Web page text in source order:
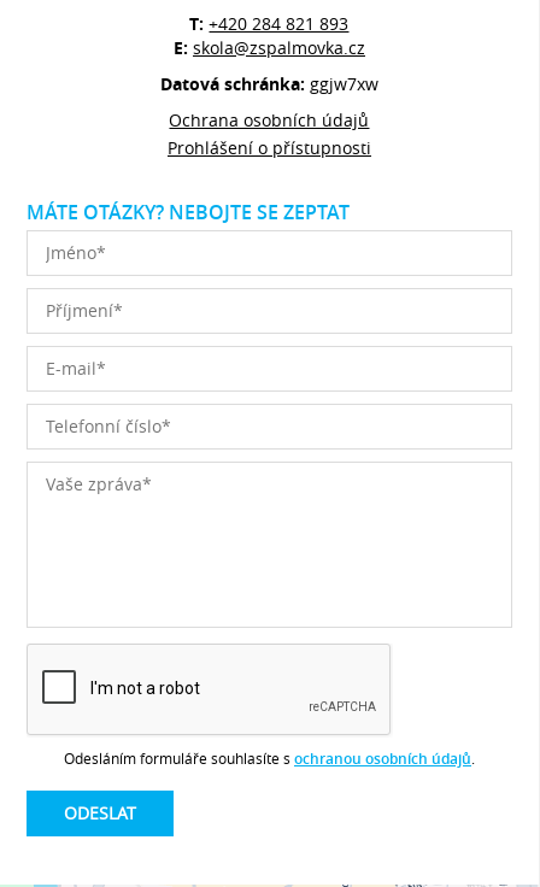
T:+420 284 821 893
E: skola@zspalmovka.cz
Datová schránka: ggjw7xw
Ochrana osobních údajů
Prohlášení o přístupnosti
MÁTE OTÁZKY? NEBOJTE SE ZEPTAT
Odesláním formuláře souhlasíte s ochranou osobních údajů